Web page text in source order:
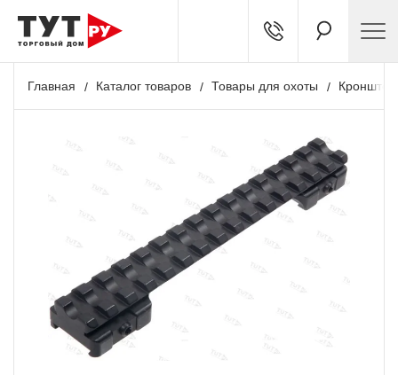
Главная Каталог товаров Товары для охоты